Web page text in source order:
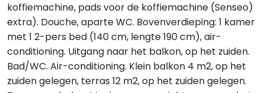
koffiemachine, pads voor de koffiemachine (Senseo)
extra). Douche, aparte WC. Bovenverdieping: 1 kamer
met 1 2-pers bed (140 cm, lengte 190 cm), air-
conditioning. Uitgang naar het balkon, op het zuiden.
Bad/WC. Air-conditioning. Klein balkon 4 m2, op het
zuiden gelegen, terras 12 m2, op het zuiden gelegen.